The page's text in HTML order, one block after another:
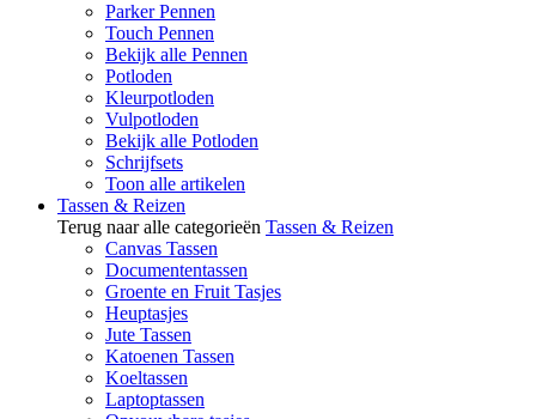
Parker Pennen
Touch Pennen
Bekijk alle Pennen
Potloden
Kleurpotloden
Vulpotloden
Bekijk alle Potloden
Schrijfsets
Toon alle artikelen
Tassen & Reizen
Terug naar alle categorieën Tassen & Reizen
Canvas Tassen
Documententassen
Groente en Fruit Tasjes
Heuptasjes
Jute Tassen
Katoenen Tassen
Koeltassen
Laptoptassen